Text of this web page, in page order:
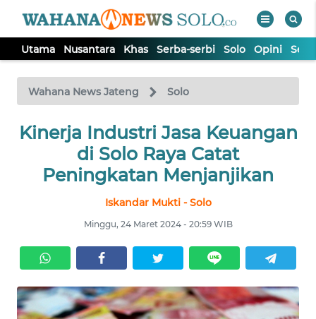
Utama Nusantara Khas Serba-serbi Solo Opini
Wahana News Jateng Solo
Kinerja Industri Jasa Keuangan
di Solo Raya Catat
Peningkatan Menjanjikan
Iskandar Mukti - Solo
Minggu, 24 Maret 2024 - 20:59 WIB
TV
Tutup
UTAMA
NUSANTARA
SERBA-
SERBI
SOLO